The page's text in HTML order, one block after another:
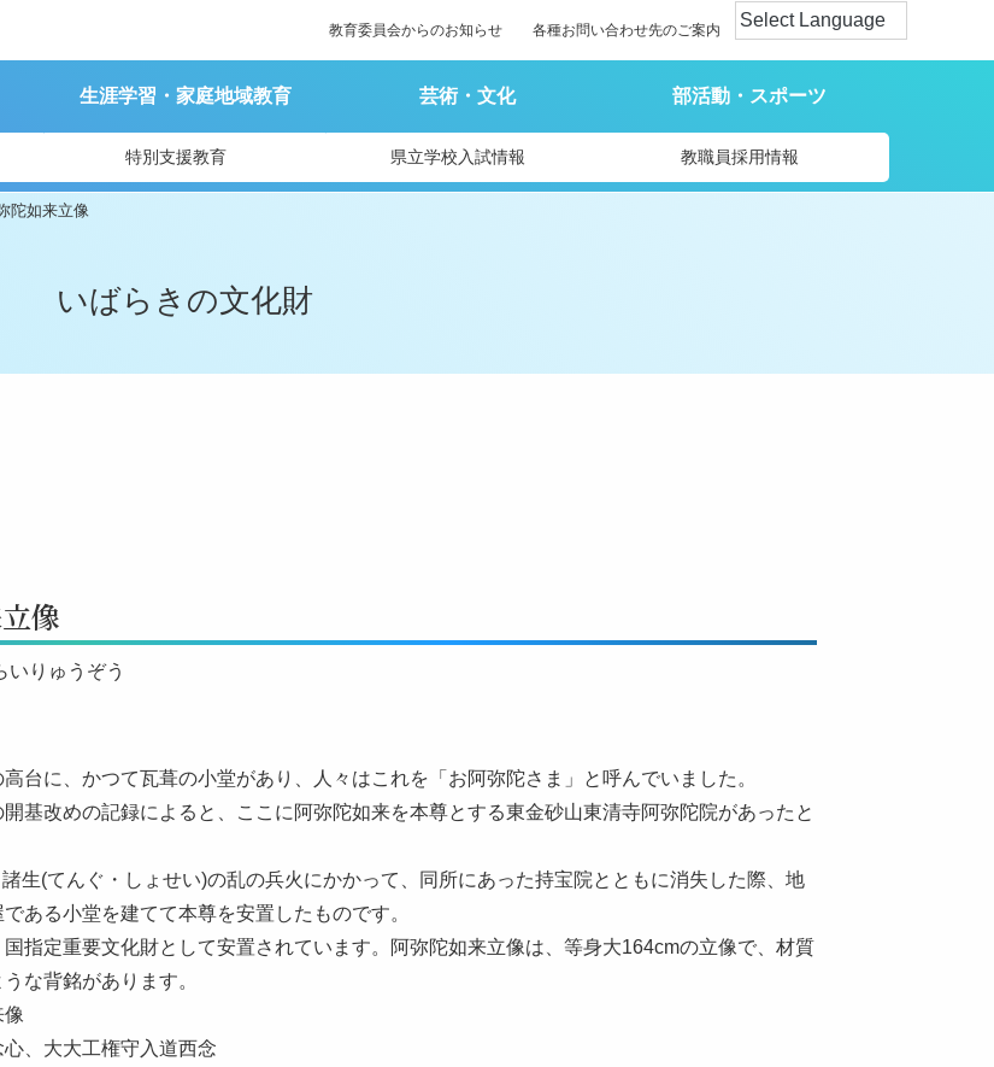
教育委員会からのお知らせ 各種お問い合わせ先のご案内
生涯学習・家庭地域教育 芸術・文化 部活動・スポーツ
特別支援教育 県立学校入試情報 教職員採用情報
陀如来立像
いばらきの文化財
像
いりゅうぞう
台に、かつて瓦葺の小堂があり、人々はこれを「お阿弥陀さま」と呼んでいました。
基改めの記録によると、ここに阿弥陀如来を本尊とする東金砂山東清寺阿弥陀院があったと
生(てんぐ・しょせい)の乱の兵火にかかって、同所にあった持宝院とともに消失した際、地
ある小堂を建てて本尊を安置したものです。
指定重要文化財として安置されています。阿弥陀如来立像は、等身大164cmの立像で、材質
な背銘があります。
像
、大大工権守入道西念